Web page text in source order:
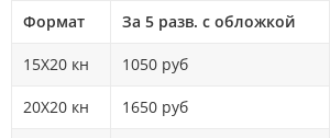
Формат За 5 разв. с обложкой
15Х20 кн 1050 руб
20X20 кн 1650 руб